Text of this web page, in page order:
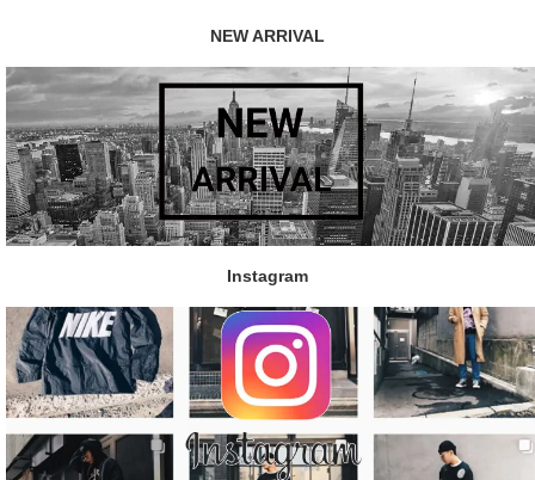
NEW ARRIVAL
Instagram